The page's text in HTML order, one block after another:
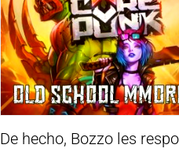
De hecho, Bozzo les